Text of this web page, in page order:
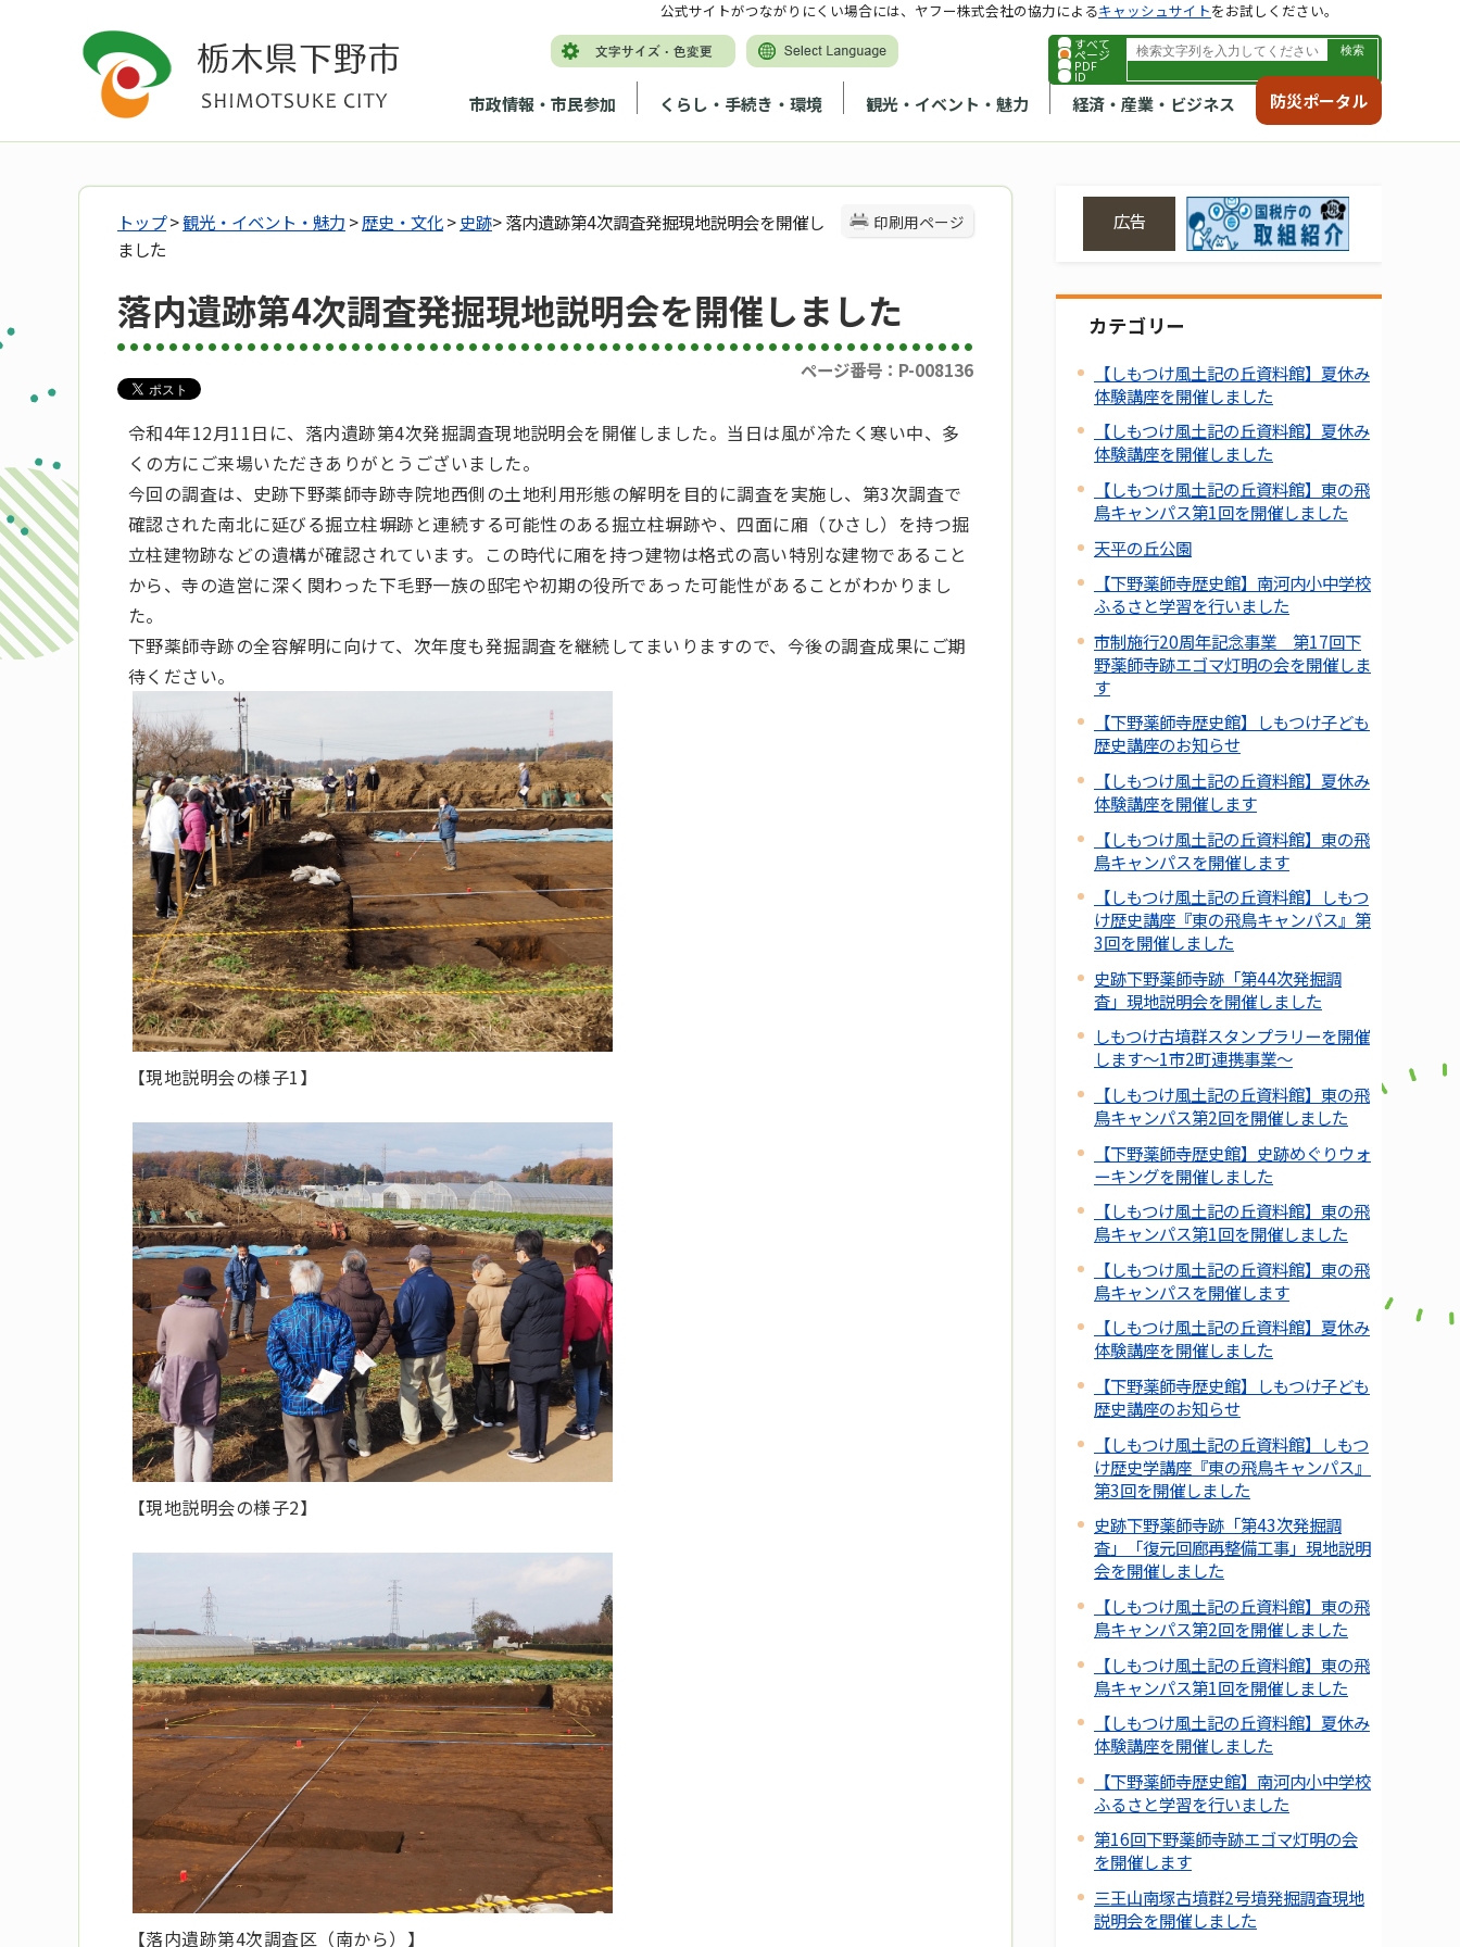
すべて
ページ
PDF
ID
市政情報・市民参加 くらし・手続き・環境 観光・イベント・魅力 経済・産業・ビジネス 防災ポータル
公式サイトがつながりにくい場合には、ヤフー株式会社の協力によるキャッシュサイトをお試しください。
印刷用ページ
トップ>観光・イベント・魅力 >歴史・文化>史跡> 落内遺跡第4次調査発掘現地説明会を開催し
ました
落内遺跡第4次調査発掘現地説明会を開催しました
ページ番号：P-008136
令和4年12月11日に、落内遺跡第4次発掘調査現地説明会を開催しました。当日は風が冷たく寒い中、多
くの方にご来場いただきありがとうございました。
今回の調査は、史跡下野薬師寺跡寺院地西側の土地利用形態の解明を目的に調査を実施し、第3次調査で
確認された南北に延びる掘立柱塀跡と連続する可能性のある掘立柱塀跡や、四面に廂（ひさし）を持つ掘
立柱建物跡などの遺構が確認されています。この時代に廂を持つ建物は格式の高い特別な建物であること
から、寺の造営に深く関わった下毛野一族の邸宅や初期の役所であった可能性があることがわかりまし
た。
下野薬師寺跡の全容解明に向けて、次年度も発掘調査を継続してまいりますので、今後の調査成果にご期
待ください。
【現地説明会の様子1】
【現地説明会の様子2】
【落内遺跡第4次調査区（南から）】
広告
カテゴリー
【しもつけ風土記の丘資料館】夏休み
体験講座を開催しました
【しもつけ風土記の丘資料館】夏休み
体験講座を開催しました
【しもつけ風土記の丘資料館】東の飛
鳥キャンパス第1回を開催しました
天平の丘公園
【下野薬師寺歴史館】南河内小中学校
ふるさと学習を行いました
市制施行20周年記念事業 第17回下
野薬師寺跡エゴマ灯明の会を開催しま
す
【下野薬師寺歴史館】しもつけ子ども
歴史講座のお知らせ
【しもつけ風土記の丘資料館】夏休み
体験講座を開催します
【しもつけ風土記の丘資料館】東の飛
鳥キャンパスを開催します
【しもつけ風土記の丘資料館】しもつ
け歴史講座『東の飛鳥キャンパス』第
3回を開催しました
史跡下野薬師寺跡「第44次発掘調
査」現地説明会を開催しました
しもつけ古墳群スタンプラリーを開催
します～1市2町連携事業～
【しもつけ風土記の丘資料館】東の飛
鳥キャンパス第2回を開催しました
【下野薬師寺歴史館】史跡めぐりウォ
ーキングを開催しました
【しもつけ風土記の丘資料館】東の飛
鳥キャンパス第1回を開催しました
【しもつけ風土記の丘資料館】東の飛
鳥キャンパスを開催します
【しもつけ風土記の丘資料館】夏休み
体験講座を開催しました
【下野薬師寺歴史館】しもつけ子ども
歴史講座のお知らせ
【しもつけ風土記の丘資料館】しもつ
け歴史学講座『東の飛鳥キャンパス』
第3回を開催しました
史跡下野薬師寺跡「第43次発掘調
査」「復元回廊再整備工事」現地説明
会を開催しました
【しもつけ風土記の丘資料館】東の飛
鳥キャンパス第2回を開催しました
【しもつけ風土記の丘資料館】東の飛
鳥キャンパス第1回を開催しました
【しもつけ風土記の丘資料館】夏休み
体験講座を開催しました
【下野薬師寺歴史館】南河内小中学校
ふるさと学習を行いました
第16回下野薬師寺跡エゴマ灯明の会
を開催します
三王山南塚古墳群2号墳発掘調査現地
説明会を開催しました